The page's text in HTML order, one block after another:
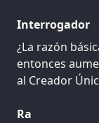
Interrogador
¿La razón
entonces
al Creador
Ra